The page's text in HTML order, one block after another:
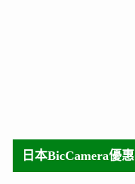
日本BicCamera優